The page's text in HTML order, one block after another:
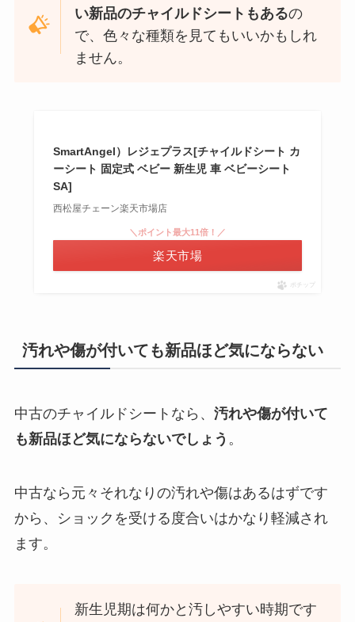
い新品のチャイルドシートもあるの
で、色々な種類を見てもいいかもしれ
ません。
SmartAngel）レジェプラス[チャイルドシート カ
ーシート 固定式 ベビー 新生児 車 ベビーシート
SA]
西松屋チェーン楽天市場店
＼ポイント最大11倍！／
楽天市場
ポチップ
汚れや傷が付いても新品ほど気にならない
中古のチャイルドシートなら、 汚れや傷が付いて
も新品ほど気にならないでしょう 。
中古なら元々それなりの汚れや傷はあるはずです
から、ショックを受ける度合いはかなり軽減され
ます。
新生児期は何かと汚しやすい時期です